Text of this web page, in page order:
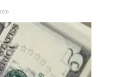
mas a falta de
já não termos água